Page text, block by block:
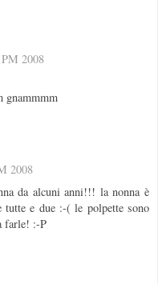
2008
gnammmm
2008
da alcuni anni!!! la nonna è
tutte e due :-( le polpette sono
farle! :-P